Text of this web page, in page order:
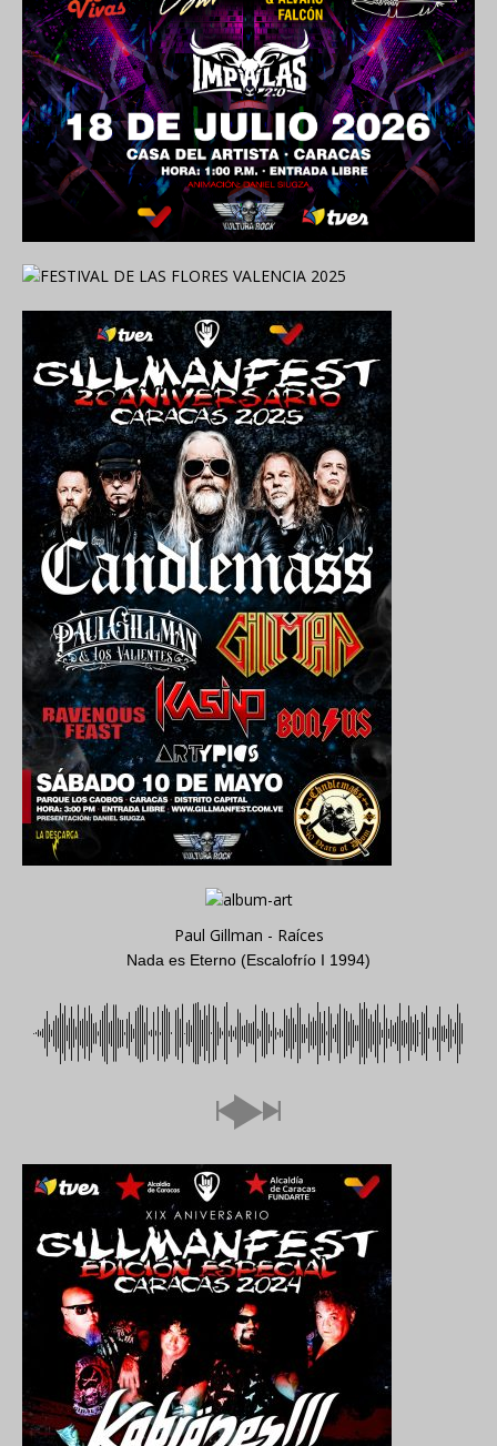
Paul Gillman - Raíces
Nada es Eterno (Escalofrío I 1994)